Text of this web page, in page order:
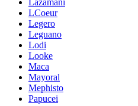
Lazamani
LCoeur
Legero
Leguano
Lodi
Looke
Maca
Mayoral
Mephisto
Papucei